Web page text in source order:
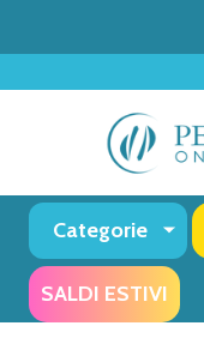
Categorie
SALDI ESTIVI